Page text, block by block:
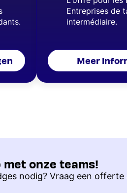
Entreprises de
intermédiaire.
Meer
onze teams!
nodig? Vraag een